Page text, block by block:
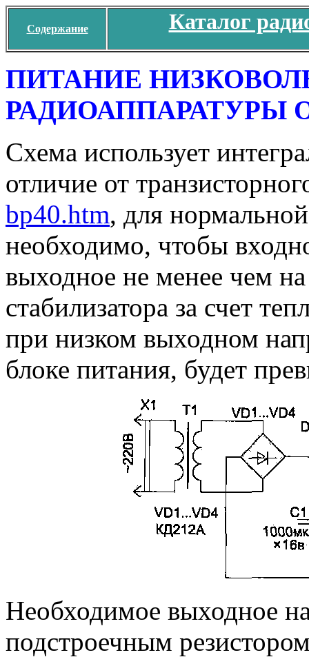
Содержание Каталог
ПИТАНИЕ
РАДИОАППАРАТУРЫ
Схема использует
отличие от
bp40.htm, для
необходимо, чтобы
выходное не менее чем
стабилизатора за счет
при низком выходном
блоке питания, будет
Необходимое выходное
подстроечным